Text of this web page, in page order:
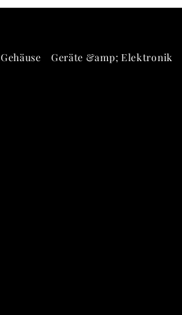
Gehäuse Geräte &amp; Elektronik